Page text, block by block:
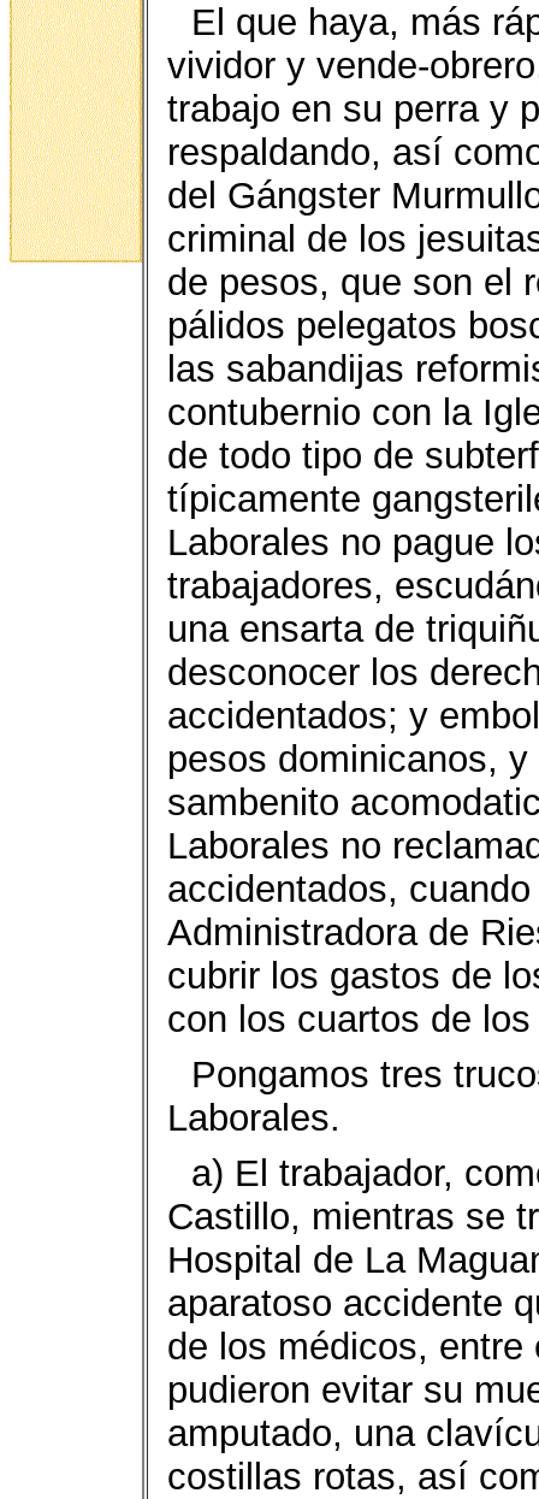
El que haya, más
vividor y vende-
trabajo en su perra y
respaldando, así
del Gángster
criminal de los
de pesos, que son el
pálidos pelegatos
las sabandijas
contubernio con la
de todo tipo de
típicamente
Laborales no pague
trabajadores,
una ensarta de
desconocer los
accidentados; y
pesos dominicanos,
sambenito
Laborales no
accidentados,
Administradora de
cubrir los gastos de
con los cuartos de
Pongamos tres
Laborales.
a) El trabajador,
Castillo, mientras se
Hospital de La
aparatoso accidente
de los médicos,
pudieron evitar su
amputado, una
costillas rotas, así